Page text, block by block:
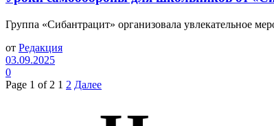
Группа «Сибантрацит» организовала увлекательное
от Редакция
03.09.2025
0
Page 1 of 2 1 2 Далее